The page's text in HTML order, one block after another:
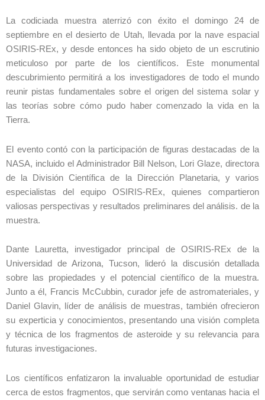
La codiciada muestra aterrizó con éxito el domingo 24 de
septiembre en el desierto de Utah, llevada por la nave espacial
OSIRIS-REx, y desde entonces ha sido objeto de un escrutinio
meticuloso por parte de los científicos. Este monumental
descubrimiento permitirá a los investigadores de todo el mundo
reunir pistas fundamentales sobre el origen del sistema solar y
las teorías sobre cómo pudo haber comenzado la vida en la
Tierra.
El evento contó con la participación de figuras destacadas de la
NASA, incluido el Administrador Bill Nelson, Lori Glaze, directora
de la División Científica de la Dirección Planetaria, y varios
especialistas del equipo OSIRIS-REx, quienes compartieron
valiosas perspectivas y resultados preliminares del análisis. de la
muestra.
Dante Lauretta, investigador principal de OSIRIS-REx de la
Universidad de Arizona, Tucson, lideró la discusión detallada
sobre las propiedades y el potencial científico de la muestra.
Junto a él, Francis McCubbin, curador jefe de astromateriales, y
Daniel Glavin, líder de análisis de muestras, también ofrecieron
su experticia y conocimientos, presentando una visión completa
y técnica de los fragmentos de asteroide y su relevancia para
futuras investigaciones.
Los científicos enfatizaron la invaluable oportunidad de estudiar
cerca de estos fragmentos, que servirán como ventanas hacia el